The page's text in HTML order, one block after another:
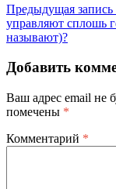
Предыдущая запись
управляют сплошь
называют)?
Добавить
Ваш адрес email не
помечены *
Комментарий *